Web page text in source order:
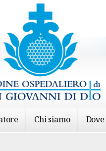
Chi siamo